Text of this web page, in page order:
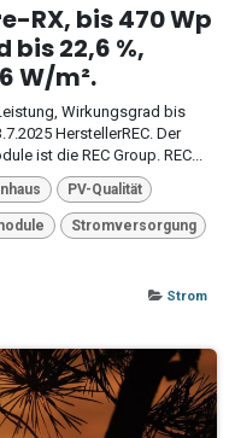
RX, bis 470 Wp
22,6 %,
W/m².
Wirkungsgrad bis
HerstellerREC. Der
ist die REC Group. REC...
PV-Qualität
Stromversorgung
Strom